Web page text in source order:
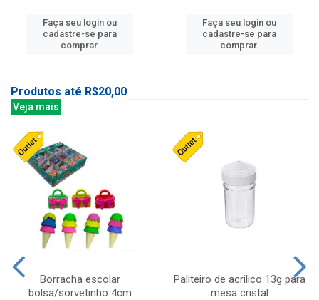
Faça seu login ou
cadastre-se para
comprar.
Faça seu login ou
cadastre-se para
comprar.
Produtos até R$20,00
Veja mais
Borracha escolar
bolsa/sorvetinho 4cm
Paliteiro de acrilico 13g para
mesa cristal